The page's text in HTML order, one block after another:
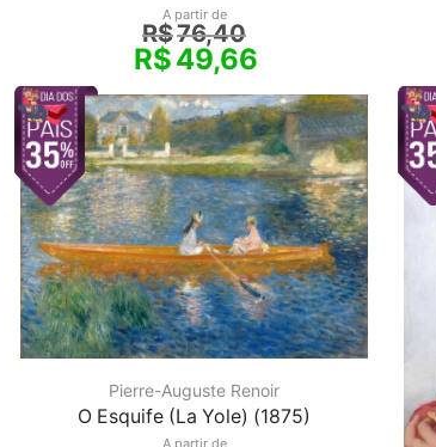
A partir de
R$76,40
R$49,66
Pierre-Auguste Renoir
O Esquife (La Yole) (1875)
A partir de